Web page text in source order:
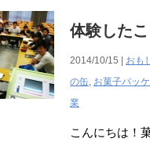
体験した
2014/10/15 | おも
の缶, お菓子パッ
業
こんにちは！